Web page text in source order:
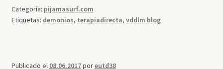
Categoría: pijamasurf.com
Etiquetas: demonios, terapiadirecta, vddlm blog
Publicado el 08.06.2017poreutd38